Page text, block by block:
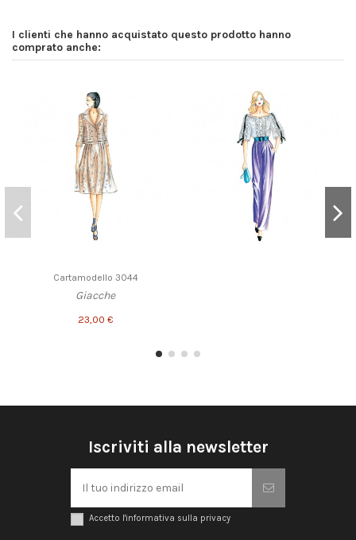
I clienti che hanno acquistato questo prodotto hanno
comprato anche:
Cartamodello 3044
Giacche
23,00 €
Iscriviti alla newsletter
Accetto l'informativa sulla privacy